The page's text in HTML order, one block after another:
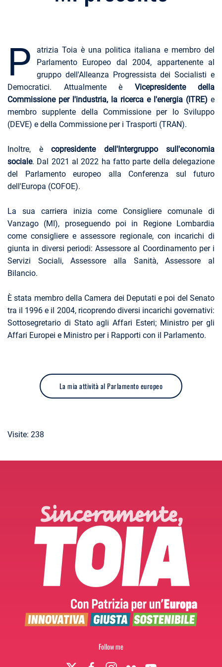
P
atrizia Toia è una politica italiana e membro del
Parlamento Europeo dal 2004, appartenente al
gruppo dell'Alleanza Progressista dei Socialisti e
Democratici. Attualmente è Vicepresidente della
Commissione per l'industria, la ricerca e l'energia (ITRE) e
membro supplente della Commissione per lo Sviluppo
(DEVE) e della Commissione per i Trasporti (TRAN).
Inoltre, è copresidente dell'Intergruppo sull'economia
sociale. Dal 2021 al 2022 ha fatto parte della delegazione
del Parlamento europeo alla Conferenza sul futuro
dell'Europa (COFOE).
La sua carriera inizia come Consigliere comunale di
Vanzago (MI), proseguendo poi in Regione Lombardia
come consigliere e assessore regionale, con incarichi di
giunta in diversi periodi: Assessore al Coordinamento per i
Servizi Sociali, Assessore alla Sanità, Assessore al
Bilancio.
È stata membro della Camera dei Deputati e poi del Senato
tra il 1996 e il 2004, ricoprendo diversi incarichi governativi:
Sottosegretario di Stato agli Affari Esteri; Ministro per gli
Affari Europei e Ministro per i Rapporti con il Parlamento.
La mia attività al Parlamento europeo
Visite: 238
Follow me